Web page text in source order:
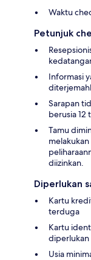
Waktu
Petunjuk
Informasi
Sarapan
berusia 12
Tamu
diizinkan.
Diperlukan
Kartu
terduga
Kartu
diperlukan
Usia